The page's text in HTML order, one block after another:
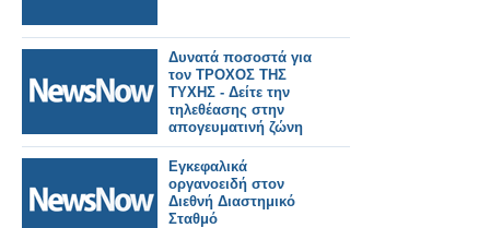
Δυνατά ποσοστά για
τον ΤΡΟΧΟΣ ΤΗΣ
ΤΥΧΗΣ - Δείτε την
τηλεθέασης στην
απογευματινή ζώνη
10/11/2023
Εγκεφαλικά
οργανοειδή στον
Διεθνή Διαστημικό
Σταθμό